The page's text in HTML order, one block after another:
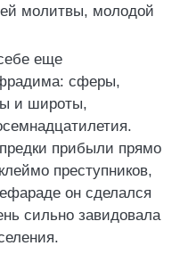
молитвы, молодой
еще
сферы,
и широты,
прибыли прямо
преступников,
он сделался
сильно завидовала